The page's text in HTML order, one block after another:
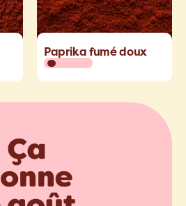
Paprika fumé doux